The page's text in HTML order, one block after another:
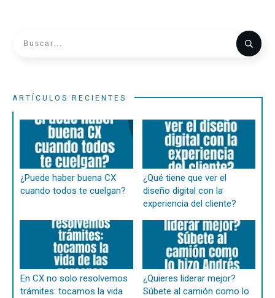
ARTÍCULOS RECIENTES
¿Puede haber buena CX
cuando todos te cuelgan?
¿Qué tiene que ver el
diseño digital con la
experiencia del cliente?
En CX no solo resolvemos
trámites: tocamos la vida
¿Quieres liderar mejor?
Súbete al camión como lo